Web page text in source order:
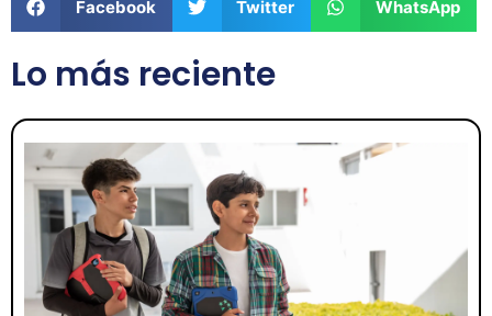
Facebook Twitter WhatsApp
Lo más reciente